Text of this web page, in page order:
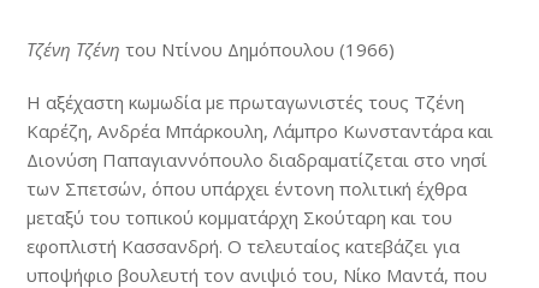
Τζένη Τζένη του Ντίνου Δημόπουλου (1966)
Η αξέχαστη κωμωδία με πρωταγωνιστές τους Τζένη
Καρέζη, Ανδρέα Μπάρκουλη, Λάμπρο Κωνσταντάρα και
Διονύση Παπαγιαννόπουλο διαδραματίζεται στο νησί
των Σπετσών, όπου υπάρχει έντονη πολιτική έχθρα
μεταξύ του τοπικού κομματάρχη Σκούταρη και του
εφοπλιστή Κασσανδρή. Ο τελευταίος κατεβάζει για
υποψήφιο βουλευτή τον ανιψιό του, Νίκο Μαντά, που